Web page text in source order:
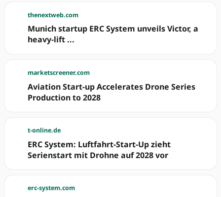
thenextweb.com
Munich startup ERC System unveils Victor, a
heavy-lift ...
marketscreener.com
Aviation Start-up Accelerates Drone Series
Production to 2028
t-online.de
ERC System: Luftfahrt-Start-Up zieht
Serienstart mit Drohne auf 2028 vor
erc-system.com